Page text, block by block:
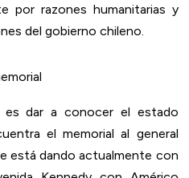
por razones humanitarias y
del gobierno chileno.
dar a conocer el estado
el memorial al general
está dando actualmente con